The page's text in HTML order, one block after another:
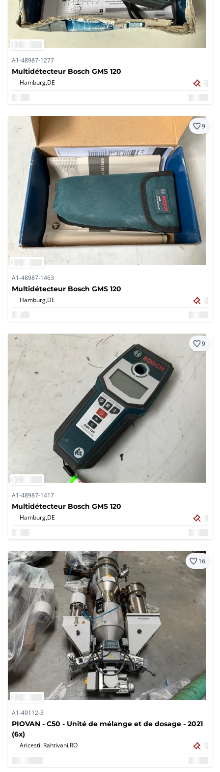
A1-48987-1277
Multidétecteur Bosch GMS 120
Hamburg,DE
9
A1-48987-1463
Multidétecteur Bosch GMS 120
Hamburg,DE
9
A1-48987-1417
Multidétecteur Bosch GMS 120
Hamburg,DE
16
A1-49112-3
PIOVAN - C50 - Unité de mélange et de dosage - 2021
(6x)
Aricestii Rahtivani,RO